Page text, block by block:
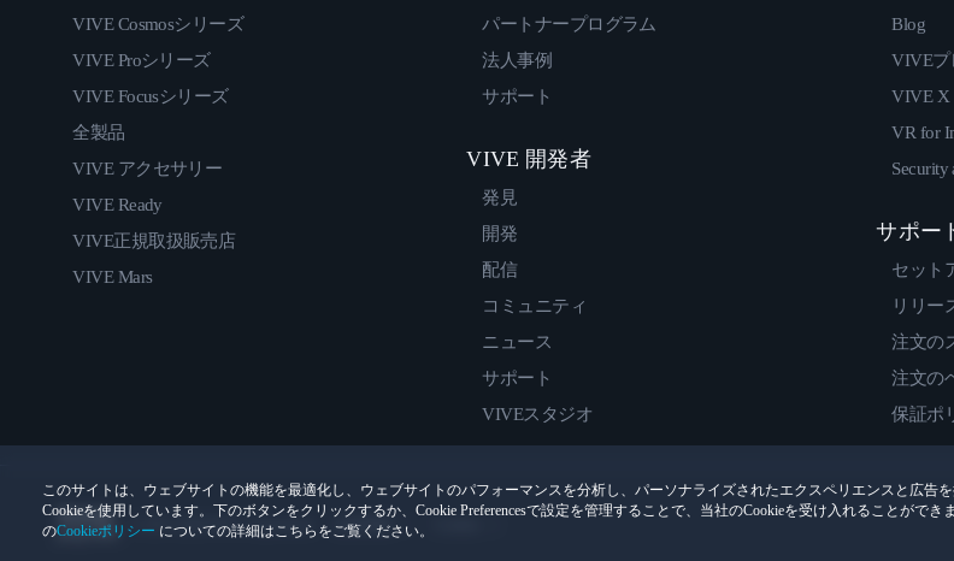
このサイトは、ウェブサイトの機能を最適化し、ウェブサイトのパフォーマンスを分析し、パーソナライズされたエクスペリエンスと広告
Cookieを使用しています。下のボタンをクリックするか、Cookie Preferencesで設定を管理することで、当社のCookieを受け入れることができ
のCookieポリシー についての詳細はこちらをご覧ください。
VIVE Cosmosシリーズ
VIVE Proシリーズ
VIVE Focusシリーズ
全製品
VIVE アクセサリー
VIVE Ready
VIVE正規取扱販売店
VIVE Mars
パートナープログラム
法人事例
サポート
VIVE 開発者
発見
開発
配信
コミュニティ
ニュース
サポート
VIVEスタジオ
Blog
VIVEプ
VIVE X
VR for
Security
サポー
セット
リリー
注文の
注文の
保証ポ
© 2011-2026 HTC Corporation 法的情報